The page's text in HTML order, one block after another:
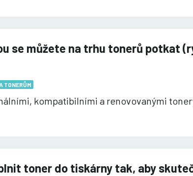
se můžete na trhu tonerů potkat
TONERŮM
kompatibilními a renovovanými
toner do tiskárny tak, aby